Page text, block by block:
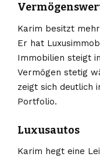
Karim besitzt
Er hat
Immobilien steigt
Vermögen stetig
zeigt sich deutlich
Portfolio.
Luxusautos
Karim hegt eine